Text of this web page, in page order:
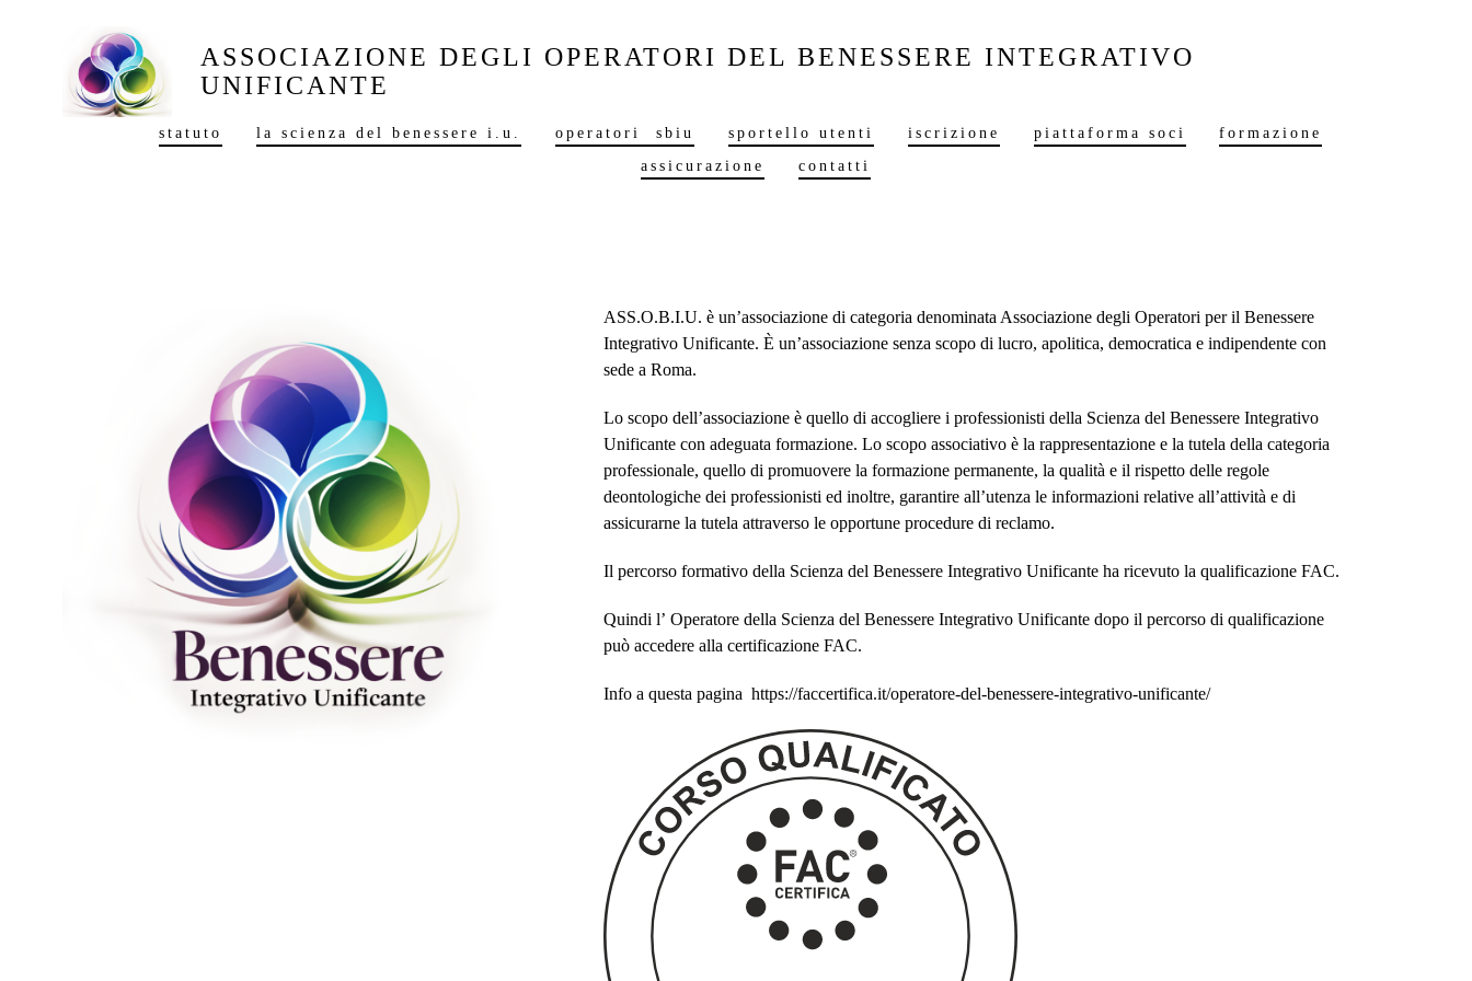
ASSOCIAZIONE DEGLI OPERATORI DEL BENESSERE INTEGRATIVO
UNIFICANTE
statuto la scienza del benessere i.u. operatori sbiu sportello utenti iscrizione piattaforma soci
formazione
assicurazione
contatti
ASS.O.B.I.U. è un’associazione di categoria denominata Associazione degli Operatori per il Benessere
Integrativo Unificante. È un’associazione senza scopo di lucro, apolitica, democratica e indipendente con
sede a Roma.
Lo scopo dell’associazione è quello di accogliere i professionisti della Scienza del Benessere Integrativo
Unificante con adeguata formazione. Lo scopo associativo è la rappresentazione e la tutela della categoria
professionale, quello di promuovere la formazione permanente, la qualità e il rispetto delle regole
deontologiche dei professionisti ed inoltre, garantire all’utenza le informazioni relative all’attività e di
assicurarne la tutela attraverso le opportune procedure di reclamo.
Il percorso formativo della Scienza del Benessere Integrativo Unificante ha ricevuto la qualificazione FAC.
Quindi l’Operatore della Scienza del Benessere Integrativo Unificante dopo il percorso di qualificazione
può accedere alla certificazione FAC.
Info a questa pagina https://faccertifica.it/operatore-del-benessere-integrativo-unificante/